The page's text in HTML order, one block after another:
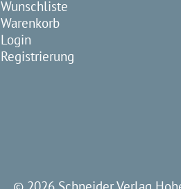
Wunschliste
Warenkorb
Login
Registrierung